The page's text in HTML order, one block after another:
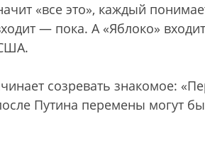
«все это», каждый
— пока. А «Яблоко»
созревать знакомое:
Путина перемены могут